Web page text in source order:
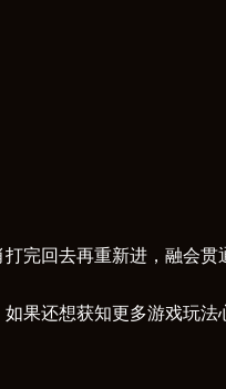
回去再重新进，融会贯
果还想获知更多游戏玩法